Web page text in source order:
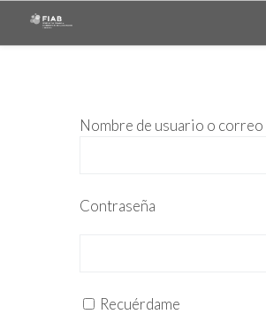
Nombre de usuario o
Contraseña
Recuérdame